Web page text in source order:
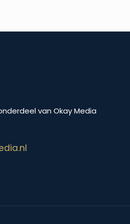
van Okay Media